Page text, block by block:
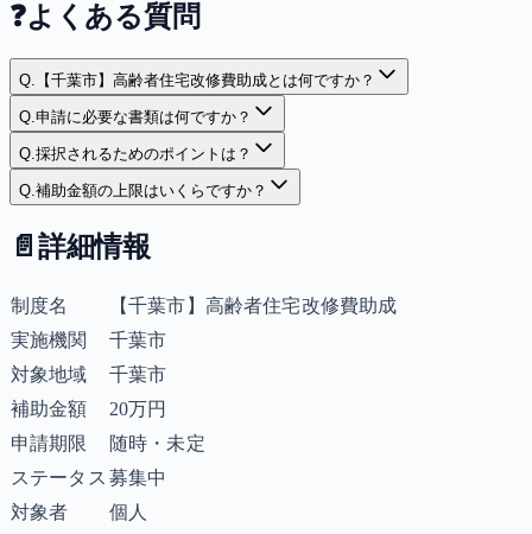
❓よくある質問
Q. 【千葉市】高齢者住宅改修費助成とは何ですか？
Q.申請に必要な書類は何ですか？
Q.採択されるためのポイントは？
Q.補助金額の上限はいくらですか？
📄 詳細情報
制度名
【千葉市】高齢者住宅改修費助成
実施機関
千葉市
対象地域
千葉市
補助金額
20万円
申請期限
随時・未定
ステータス 募集中
対象者
個人